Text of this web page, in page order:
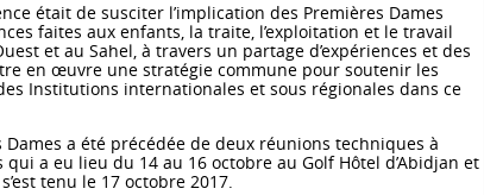
était de susciter l’implication des Premières Dames
faites aux enfants, la traite, l’exploitation et le travail
et au Sahel, à travers un partage d’expériences et des
en œuvre une stratégie commune pour soutenir les
Institutions internationales et sous régionales dans ce
Dames a été précédée de deux réunions techniques à
a eu lieu du 14 au 16 octobre au Golf Hôtel d’Abidjan et
tenu le 17 octobre 2017.